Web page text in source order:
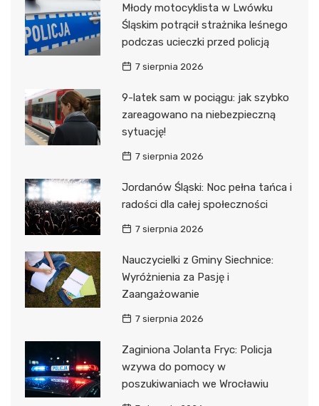
Młody motocyklista w Lwówku
Śląskim potrącił strażnika leśnego
podczas ucieczki przed policją
7 sierpnia 2026
9-latek sam w pociągu: jak szybko
zareagowano na niebezpieczną
sytuację!
7 sierpnia 2026
Jordanów Śląski: Noc pełna tańca i
radości dla całej społeczności
7 sierpnia 2026
Nauczycielki z Gminy Siechnice:
Wyróżnienia za Pasję i
Zaangażowanie
7 sierpnia 2026
Zaginiona Jolanta Fryc: Policja
wzywa do pomocy w
poszukiwaniach we Wrocławiu